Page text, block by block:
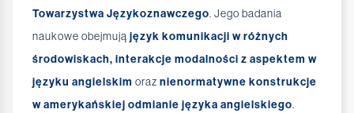
Towarzystwa Językoznawczego. Jego badania
naukowe obejmują język komunikacji w różnych
środowiskach, interakcje modalności z aspektem w
języku angielskim oraz nienormatywne konstrukcje
w amerykańskiej odmianie języka angielskiego.